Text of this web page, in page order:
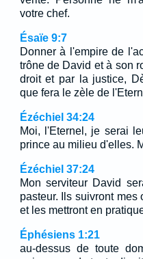
votre chef.
Ésaïe 9:7
Donner à l'empire de
trône de David et à son
droit et par la justice,
que fera le zèle de
Ézéchiel 34:24
Moi, l'Eternel, je serai
prince au milieu d'elles.
Ézéchiel 37:24
Mon serviteur David
pasteur. Ils suivront
et les mettront en
Éphésiens 1:21
au-dessus de toute